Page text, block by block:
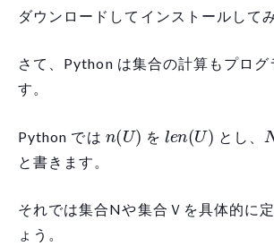
ダウンロードしてインストールして
さて、Python は集合の計算もプログ
す。
Python では
(U)
を
l (U)
とし、
と書きます。
それでは集合Nや集合Ｖを具体的に
ょう。